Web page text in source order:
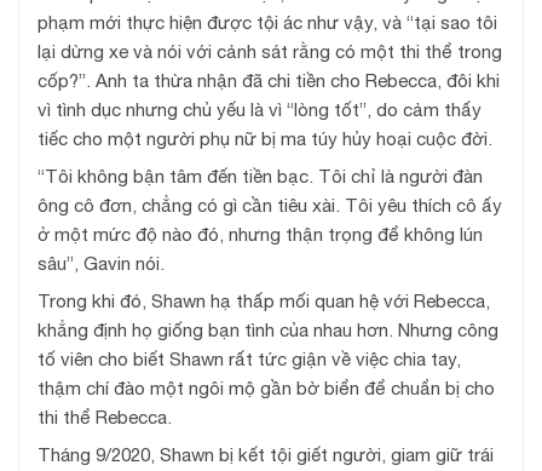
phạm mới thực hiện được tội ác như vậy, và “tại sao tôi
lại dừng xe và nói với cảnh sát rằng có một thi thể trong
cốp?”. Anh ta thừa nhận đã chi tiền cho Rebecca, đôi khi
vì tình dục nhưng chủ yếu là vì “lòng tốt”, do cảm thấy
tiếc cho một người phụ nữ bị ma túy hủy hoại cuộc đời.
“Tôi không bận tâm đến tiền bạc. Tôi chỉ là người đàn
ông cô đơn, chẳng có gì cần tiêu xài. Tôi yêu thích cô ấy
ở một mức độ nào đó, nhưng thận trọng để không lún
sâu”, Gavin nói.
Trong khi đó, Shawn hạ thấp mối quan hệ với Rebecca,
khẳng định họ giống bạn tình của nhau hơn. Nhưng công
tố viên cho biết Shawn rất tức giận về việc chia tay,
thậm chí đào một ngôi mộ gần bờ biển để chuẩn bị cho
thi thể Rebecca.
Tháng 9/2020, Shawn bị kết tội giết người, giam giữ trái